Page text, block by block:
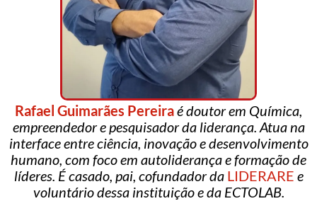
Rafael Guimarães Pereiraé doutor em Química,
empreendedor e pesquisador da liderança. Atua na
interface entre ciência, inovação e desenvolvimento
humano, com foco em autoliderança e formação de
líderes. É casado, pai, cofundador da LIDERARE e
voluntário dessa instituição e da ECTOLAB.